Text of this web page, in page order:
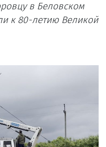
в Беловском
к 80-летию Великой